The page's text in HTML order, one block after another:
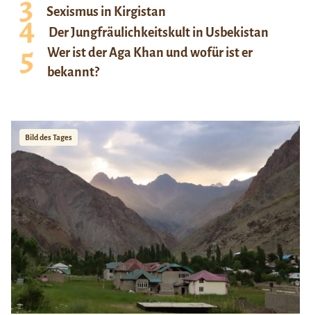
Sexismus in Kirgistan
Der Jungfräulichkeitskult in Usbekistan
Wer ist der Aga Khan und wofür ist er
bekannt?
Bild des Tages